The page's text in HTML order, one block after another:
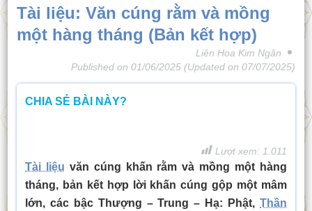
Tài liệu: Văn cúng rằm và mồng
một hàng tháng (Bản kết hợp)
Liên Hoa Kim Ngân
Published on01/06/2025 (Updated on07/07/2025)
CHIA SẺ BÀI NÀY?
Lượt xem: 1.011
Tài liệu văn cúng khấn rằm và mồng một hàng
tháng, bản kết hợp lời khấn cúng gộp một mâm
lớn, các bậc Thượng – Trung – Hạ: Phật,Thần